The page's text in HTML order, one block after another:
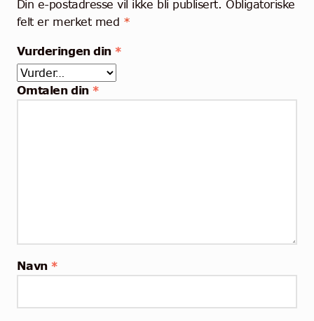
Din e-postadresse vil ikke bli publisert. Obligatoriske
felt er merket med *
Vurderingen din *
Omtalen din *
Navn *